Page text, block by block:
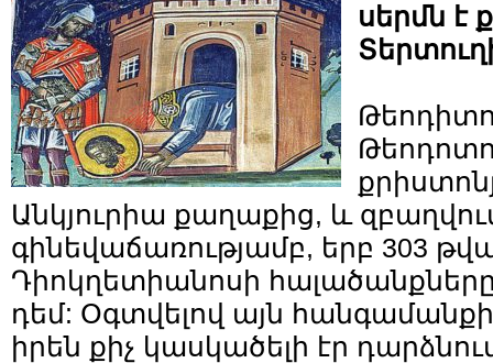
սերմն է
Անկյուրիա քաղաքից, և
գինեվաճառությամբ, երբ 303
Դիոկղետիանոսի
դեմ: Օգտվելով այն
իրեն քիչ կասկածելի էր